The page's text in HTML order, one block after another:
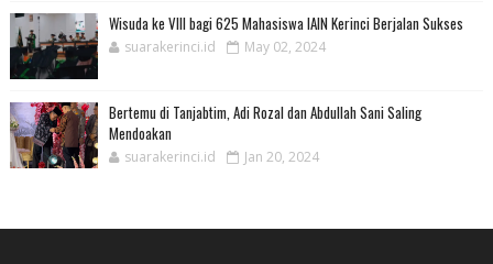
Wisuda ke VIII bagi 625 Mahasiswa IAIN Kerinci Berjalan Sukses
suarakerinci.id May 02, 2024
Bertemu di Tanjabtim, Adi Rozal dan Abdullah Sani Saling
Mendoakan
suarakerinci.id Jan 20, 2024